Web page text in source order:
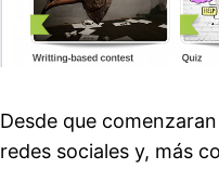
Desde que
redes sociales y, más